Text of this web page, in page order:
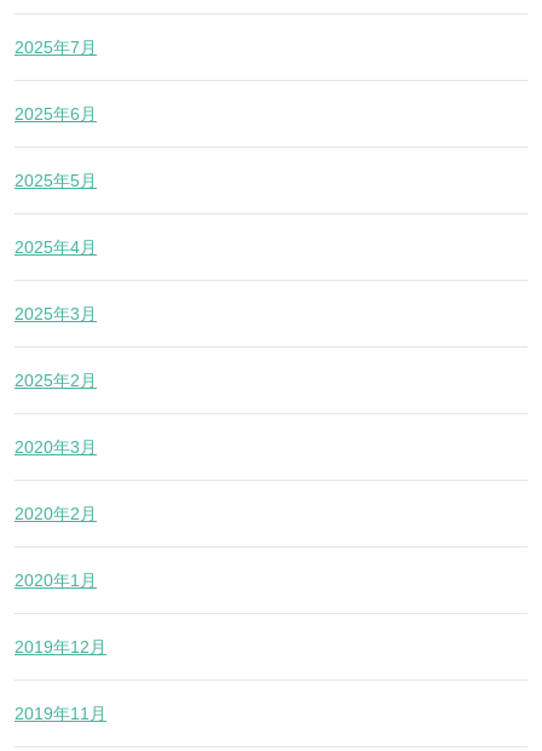
2025年7月
2025年6月
2025年5月
2025年4月
2025年3月
2025年2月
2020年3月
2020年2月
2020年1月
2019年12月
2019年11月